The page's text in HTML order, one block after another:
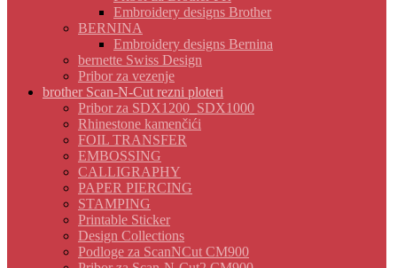
Embroidery designs Brother
BERNINA
Embroidery designs Bernina
bernette Swiss Design
Pribor za vezenje
brother Scan-N-Cut rezni ploteri
Pribor za SDX1200_SDX1000
Rhinestone kamenčići
FOIL TRANSFER
EMBOSSING
CALLIGRAPHY
PAPER PIERCING
STAMPING
Printable Sticker
Design Collections
Podloge za ScanNCut CM900